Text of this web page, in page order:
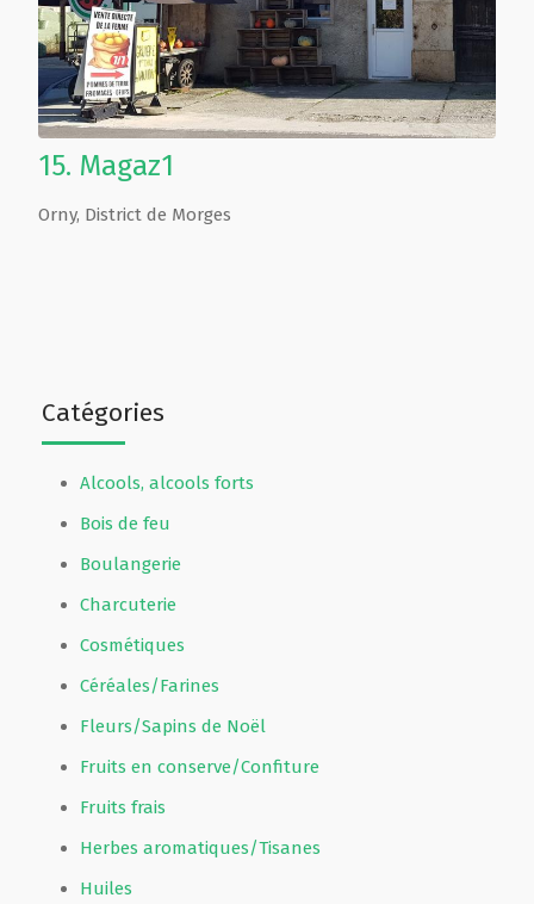
Catégories
Alcools, alcools forts
Bois de feu
Boulangerie
Charcuterie
Cosmétiques
Céréales/Farines
Fleurs/Sapins de Noël
Fruits en conserve/Confiture
Fruits frais
Herbes aromatiques/Tisanes
Huiles
15. Magaz1
Orny, District de Morges